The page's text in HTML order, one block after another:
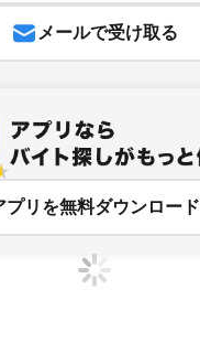
メールで受け取る
プリを無料ダウンロード